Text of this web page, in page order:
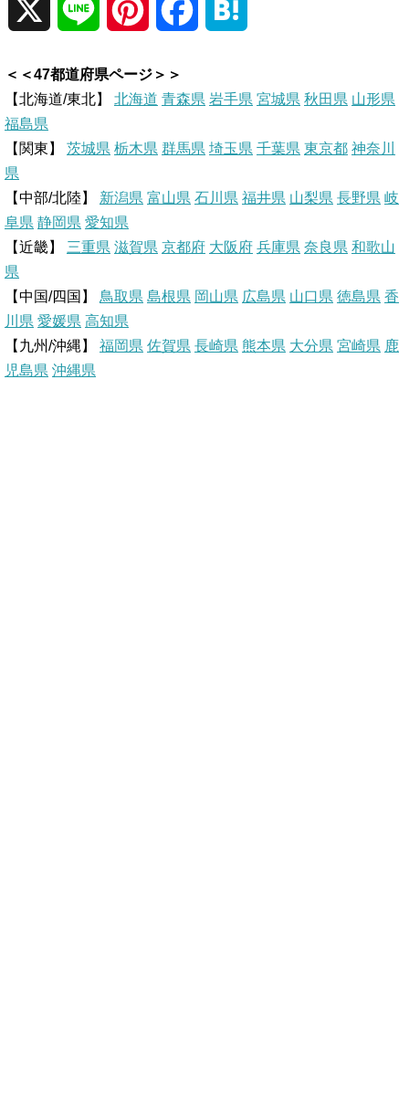
n n
s
t
c
k
t
＜＜47都道府県ページ＞＞
【北海道/東北】 北海道 青森県 岩手県 宮城県 秋田県 山形県
福島県
【関東】 茨城県 栃木県 群馬県 埼玉県 千葉県 東京都 神奈川
県
【中部/北陸】 新潟県 富山県 石川県 福井県 山梨県 長野県 岐
阜県 静岡県 愛知県
【近畿】 三重県 滋賀県 京都府 大阪府 兵庫県 奈良県 和歌山
県
【中国/四国】 鳥取県 島根県 岡山県 広島県 山口県 徳島県 香
川県 愛媛県 高知県
【九州/沖縄】 福岡県 佐賀県 長崎県 熊本県 大分県 宮崎県 鹿
児島県 沖縄県